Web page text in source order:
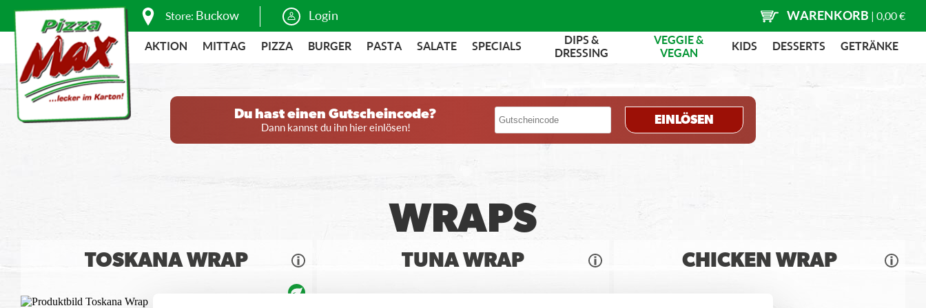
Store: Buckow Login WARENKORB | 0,00 €
AKTION MITTAG PIZZA BURGER PASTA SALATE SPECIALS
DIPS &
DRESSING
VEGGIE &
VEGAN
KIDS DESSERTS GETRÄNKE
Du hast einen Gutscheincode?
Dann kannst du ihn hier einlösen!
EINLÖSEN
WRAPS
TOSKANA WRAP TUNA WRAP CHICKEN WRAP